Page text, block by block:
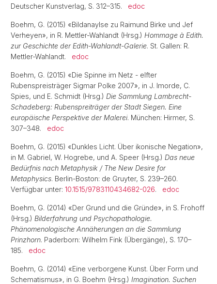
Deutscher Kunstverlag, S. 312–315. edoc
Boehm, G. (2015) «Bildanaylse zu Raimund Birke und Jef
Verheyen», in R. Mettler-Wahlandt (Hrsg.) Hommage à Edith.
zur Geschichte der Edith-Wahlandt-Galerie. St. Gallen: R.
Mettler-Wahlandt. edoc
Boehm, G. (2015) «Die Spinne im Netz - elfter
Rubenspreisträger Sigmar Polke 2007», in J. Imorde, C.
Spies, und E. Schmidt (Hrsg.) Die Sammlung Lambrecht-
Schadeberg: Rubenspreiträger der Stadt Siegen. Eine
europäische Perspektive der Malerei. München: Hirmer, S.
307–348. edoc
Boehm, G. (2015) «Dunkles Licht. Über ikonische Negation»,
in M. Gabriel, W. Hogrebe, und A. Speer (Hrsg.) Das neue
Bedürfnis nach Metaphysik / The New Desire for
Metaphysics. Berlin-Boston: de Gruyter, S. 239–260.
Verfügbar unter: 10.1515/9783110434682-026. edoc
Boehm, G. (2014) «Der Grund und die Gründe», in S. Frohoff
(Hrsg.) Bilderfahrung und Psychopathologie.
Phänomenologische Annäherungen an die Sammlung
Prinzhorn. Paderborn: Wilhelm Fink (Übergänge), S. 170–
185. edoc
Boehm, G. (2014) «Eine verborgene Kunst. Über Form und
Schematismus», in G. Boehm (Hrsg.) Imagination. Suchen